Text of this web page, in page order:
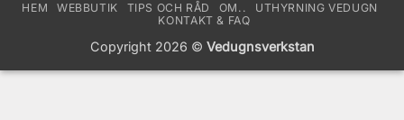
HEM WEBBUTIK TIPS OCH RÅD OM..
UTHYRNING VEDUGN
KONTAKT & FAQ
Copyright 2026 © Vedugnsverkstan